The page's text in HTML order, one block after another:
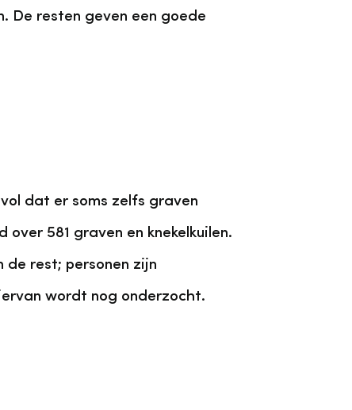
De resten geven een goede
dat er soms zelfs graven
581 graven en knekelkuilen.
de rest; personen zijn
wordt nog onderzocht.